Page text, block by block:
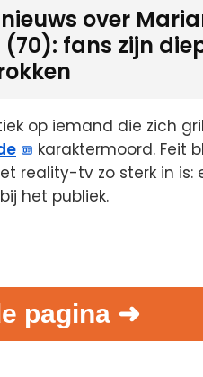
over
(70): fans zijn
op iemand die zich
karaktermoord. Feit
reality-tv zo sterk in is:
het publiek.
pagina ➜